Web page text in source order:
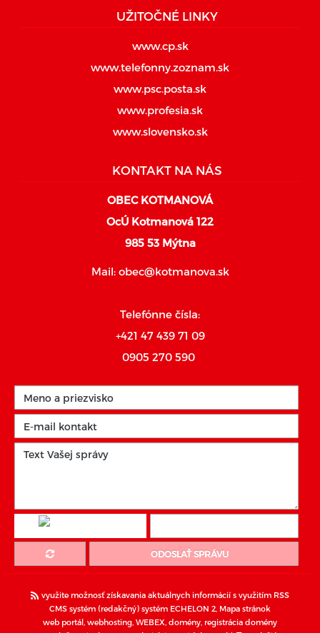
UŽITOČNÉ LINKY
www.cp.sk
www.telefonny.zoznam.sk
www.psc.posta.sk
www.profesia.sk
www.slovensko.sk
KONTAKT NA NÁS
OBEC KOTMANOVÁ
OcÚ Kotmanová 122
985 53 Mýtna
Mail: obec@kotmanova.sk
Telefónne čísla:
+421 47 439 71 09
0905 270 590
ODOSLAŤ SPRÁVU
využite možnosť získavania aktuálnych informácií s využitím RSS
CMS systém (redakčný) systém ECHELON 2, Mapa stránok
web portál webhosting WEBEX domény registrácia domény